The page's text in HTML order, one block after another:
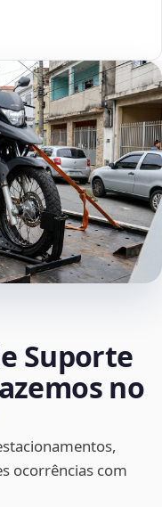
Suporte
no
ocorrências com